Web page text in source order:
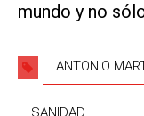
mundo y no
ANTONIO
SANIDAD